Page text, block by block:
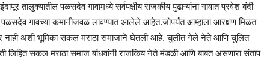
तालुक्यातील पळसदेव गावामध्ये सर्वपक्षीय राजकीय पुढाऱ्यांना गावात प्रवेश बंदी
गावच्या कमानीजवळ लावण्यात आलेले आहेत.जोपर्यंत आम्हाला आरक्षण मिळत
नाही अशी भूमिका सकल मराठा समाजाने घेतली आहे. चुलीत गेले नेते आणि चुलित
लिहित सकल मराठा समाज बांधवांनी राजकिय नेते मंडळी आणि बाबत असणारा संताप